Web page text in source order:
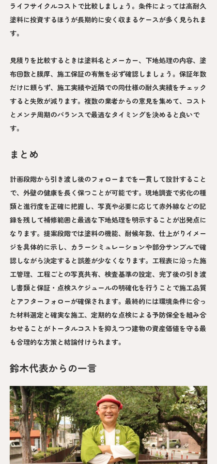
ライフサイクルコストで比較しましょう。条件によっては高耐久
塗料に投資するほうが長期的に安く収まるケースが多く見られま
す。
見積りを比較するときは塗料名とメーカー、下地処理の内容、塗
布回数と膜厚、施工保証の有無を必ず確認しましょう。保証年数
だけに頼らず、施工実績や近隣での同仕様の耐久実績をチェック
すると失敗が減ります。複数の業者からの意見を集めて、コスト
とメンテ周期のバランスで最適なタイミングを決めると良いで
す。
まとめ
計画段階から引き渡し後のフォローまでを一貫して設計すること
で、外壁の健康を長く保つことが可能です。現地調査で劣化の種
類と進行度を正確に把握し、写真や必要に応じて赤外線などの記
録を残して補修範囲と最適な下地処理を明示することが出発点に
なります。提案段階では塗料の機能、耐候年数、仕上がりイメー
ジを具体的に示し、カラーシミュレーションや部分サンプルで確
認しながら決定すると誤差が少なくなります。工程表に沿った施
工管理、工程ごとの写真共有、検査基準の設定、完了後の引き渡
し書類と保証・点検スケジュールの明確化を行うことで施工品質
とアフターフォローが確保されます。最終的には環境条件に合っ
た材料選定と確実な施工、定期的な点検による予防保全を組み合
わせることがトータルコストを抑えつつ建物の資産価値を守る最
も合理的な方策と結論付けられます。
鈴木代表からの一言